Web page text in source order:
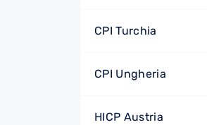
CPI Turchia
CPI Ungheria
HICP Austria